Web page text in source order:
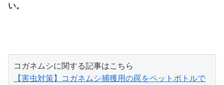
い。
【害虫対策】コガネムシ捕獲用の罠をペットボトルで